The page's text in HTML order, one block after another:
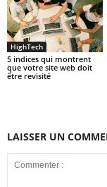
HighTech
5 indices qui montrent
que votre site web doit
être revisité
LAISSER UN